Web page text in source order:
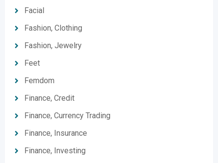
Facial
Fashion, Clothing
Fashion, Jewelry
Feet
Femdom
Finance, Credit
Finance, Currency Trading
Finance, Insurance
Finance, Investing